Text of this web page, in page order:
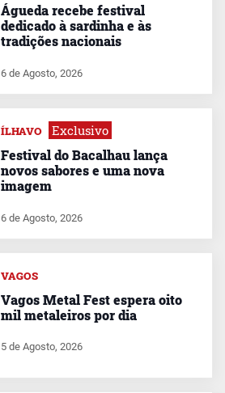
Águeda recebe festival
dedicado à sardinha e às
tradições nacionais
6 de Agosto, 2026
ÍLHAVO Exclusivo
Festival do Bacalhau lança
novos sabores e uma nova
imagem
6 de Agosto, 2026
VAGOS
Vagos Metal Fest espera oito
mil metaleiros por dia
5 de Agosto, 2026